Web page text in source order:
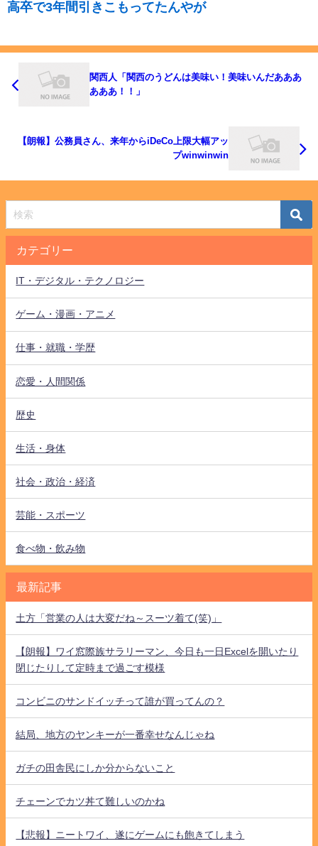
高卒で3年間引きこもってたんやが
関西人「関西のうどんは美味い！美味いんだあああ
あああ！！」
【朗報】公務員さん、来年からiDeCo上限大幅アッ
プwinwinwin
カテゴリー
IT・デジタル・テクノロジー
ゲーム・漫画・アニメ
仕事・就職・学歴
恋愛・人間関係
歴史
生活・身体
社会・政治・経済
芸能・スポーツ
食べ物・飲み物
最新記事
土方「営業の人は大変だね～スーツ着て(笑)」
【朗報】ワイ窓際族サラリーマン、今日も一日Excelを開いたり
閉じたりして定時まで過ごす模様
コンビニのサンドイッチって誰が買ってんの？
結局、地方のヤンキーが一番幸せなんじゃね
ガチの田舎民にしか分からないこと
チェーンでカツ丼て難しいのかね
【悲報】ニートワイ、遂にゲームにも飽きてしまう